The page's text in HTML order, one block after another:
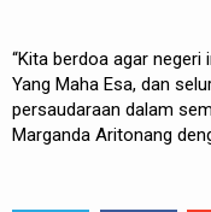
“Kita berdoa agar negeri
Yang Maha Esa, dan
persaudaraan dalam
Marganda Aritonang